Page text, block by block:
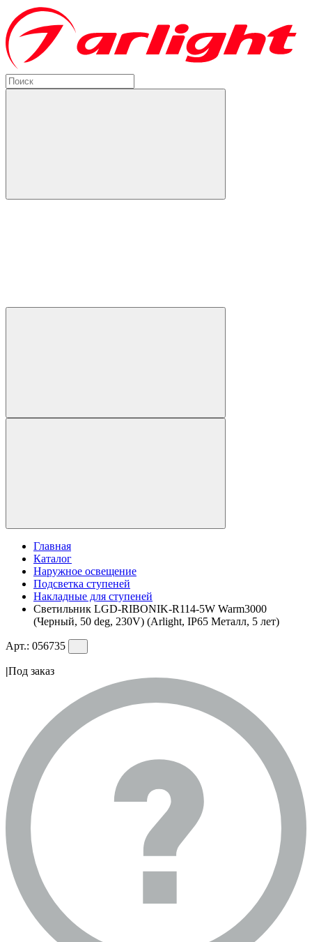
Главная
Каталог
Наружное освещение
Подсветка ступеней
Накладные для ступеней
Светильник LGD-RIBONIK-R114-5W Warm3000
(Черный, 50 deg, 230V) (Arlight, IP65 Металл, 5 лет)
Арт.: 056735
|Под заказ